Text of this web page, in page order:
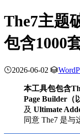
The7主题
包含1000
2026-06-02
本工具包包含
Page Builder（
及 Ultimate
同意 The7 是与